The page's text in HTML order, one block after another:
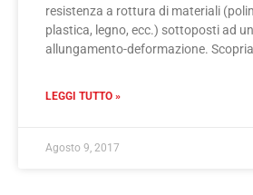
resistenza a rottura di materiali
plastica, legno, ecc.) sottoposti ad
allungamento-deformazione.
LEGGI TUTTO »
Agosto 9, 2017